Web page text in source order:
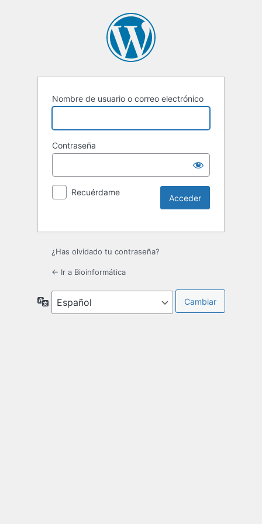
Nombre de usuario o correo electrónico
Contraseña
Recuérdame
¿Has olvidado tu contraseña?
← Ir a Bioinformática
Idioma